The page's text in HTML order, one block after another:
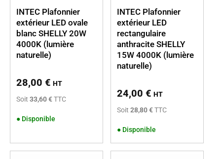
INTEC Plafonnier
extérieur LED ovale
blanc SHELLY 20W
4000K (lumière
naturelle)
28,00 € HT
Soit 33,60 €TTC
● Disponible
INTEC Plafonnier
extérieur LED
rectangulaire
anthracite SHELLY
15W 4000K (lumière
naturelle)
24,00 € HT
Soit 28,80 €TTC
● Disponible